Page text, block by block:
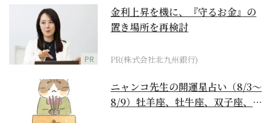
PR
金利上昇を機に、『守るお金』の
置き場所を再検討
PR(株式会社北九州銀行)
ニャンコ先生の開運星占い（8/3～
8/9）牡羊座、牡牛座、双子座、蟹